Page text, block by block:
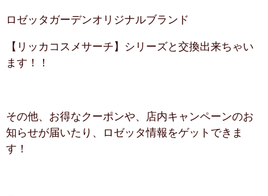
ロゼッタガーデンオリジナルブランド
【リッカコスメサーチ】シリーズと交換出来ちゃい
ます！！
その他、お得なクーポンや、店内キャンペーンのお
知らせが届いたり、ロゼッタ情報をゲットできま
す！